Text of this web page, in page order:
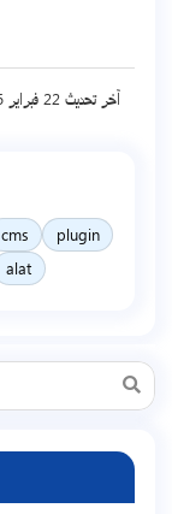
آخر تحديث 22 فبراير 2026
cms
plugin
alat